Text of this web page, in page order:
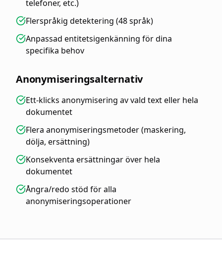
telefoner, etc.)
Flerspråkig detektering (48 språk)
Anpassad entitetsigenkänning för dina
specifika behov
Anonymiseringsalternativ
Ett-klicks anonymisering av vald text eller hela
dokumentet
Flera anonymiseringsmetoder (maskering,
dölja, ersättning)
Konsekventa ersättningar över hela
dokumentet
Ångra/redo stöd för alla
anonymiseringsoperationer